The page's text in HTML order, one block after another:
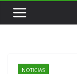
NOTICIAS